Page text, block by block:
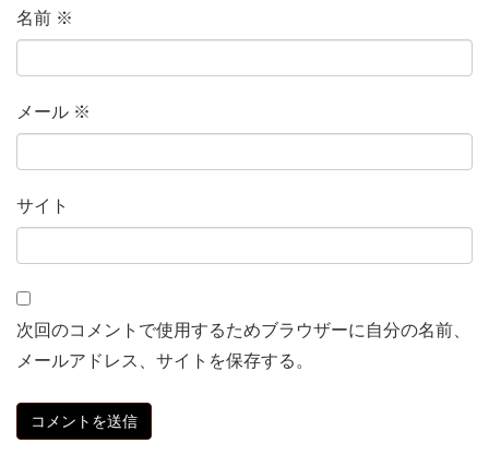
名前 ※
メール ※
サイト
次回のコメントで使用するためブラウザーに自分の名前、
メールアドレス、サイトを保存する。